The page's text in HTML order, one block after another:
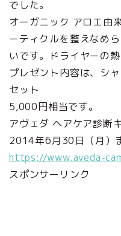
でした。
オーガニック アロエ由
ーティクルを整えなめ
いです。ドライヤーの
プレゼント内容は、シ
セット
5,000円相当です。
アヴェダ ヘアケア診断
2014年6月30日（月）
https://www.aveda-
スポンサーリンク